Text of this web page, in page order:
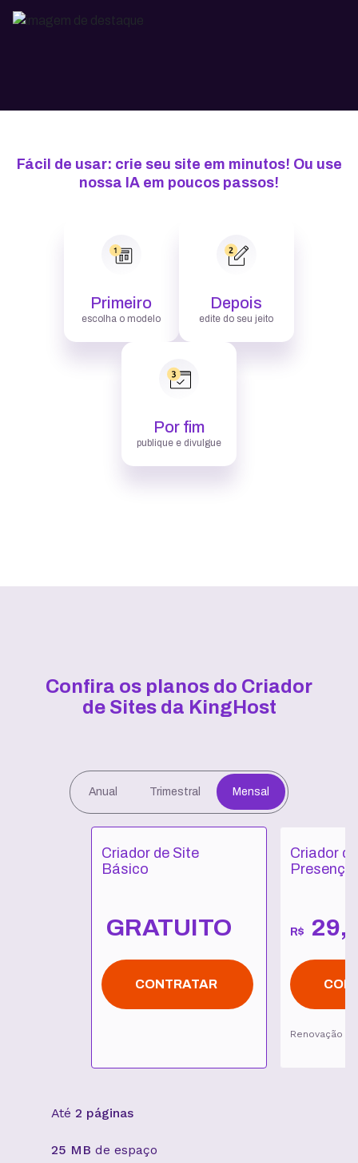
Fácil de usar: crie seu site em minutos! Ou use
nossa IA em poucos passos!
Primeiro
escolha o modelo
Depois
edite do seu jeito
Por fim
publique e divulgue
Confira os planos do Criador
de Sites da KingHost
Anual Trimestral Mensal
Criador de Site
Básico
GRATUITO
CONTRATAR
Criador
Presença
R$ 29,
Renovação
Até 2 páginas
25 MB de espaço